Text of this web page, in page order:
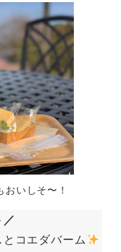
おいしそ〜！
コエダバーム